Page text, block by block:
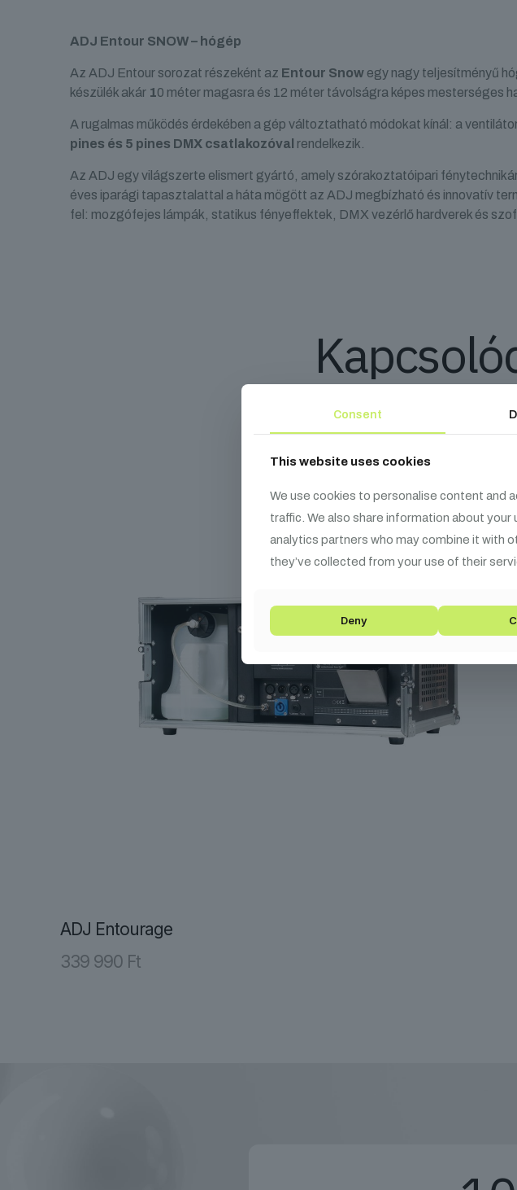
ADJ Entour SNOW – hógép
Az ADJ Entour sorozat részeként az Entour Snowegy nagy teljesítményű
készülék akár 10 méter magasra és 12 méter távolságra képes mesterséges
A rugalmas működés érdekében a gép változtatható módokat kínál: a
pines és 5 pines DMX csatlakozóval rendelkezik.
Az ADJ egy világszerte elismert gyártó, amely szórakoztatóipari
éves iparági tapasztalattal a háta mögött az ADJ megbízható és innovatív
fel: mozgófejes lámpák, statikus fényeffektek, DMX vezérlő hardverek és
ADJ Entourage
339 990 Ft
Consent
This website uses cookies
We use cookies to personalise content and
traffic. We also share information about
analytics partners who may combine it with
they’ve collected from your use of their
Deny